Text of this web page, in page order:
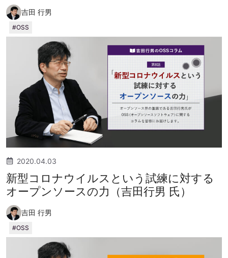
吉田 行男
OSS
2020.04.03
新型コロナウイルスという試練に対する
オープンソースの力（吉田行男 氏）
吉田 行男
OSS